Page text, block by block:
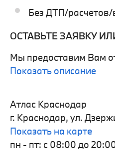
Без ДТП/
ОСТАВЬТЕ ЗАЯВКУ
Мы предоставим Вам
Показать описание
Атлас Краснодар
г. Краснодар, ул.
Показать на карте
пн - пт: с 08:00 до